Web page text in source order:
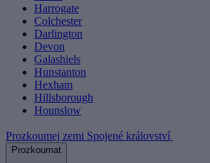
Harrogate
Colchester
Darlington
Devon
Galashiels
Hunstanton
Hexham
Hillsborough
Hounslow
Prozkoumej zemi Spojené království
Prozkoumat